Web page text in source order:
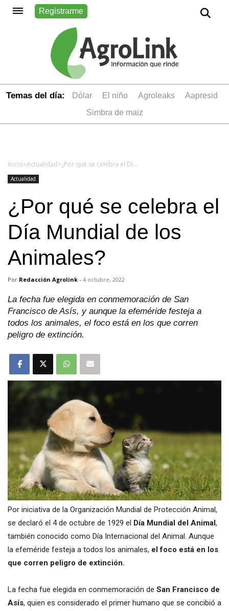
Registrarme
Temas del día: dólar el niño Agroleaks
aapresid
simbra de maiz
Inicio>Actualidad> ¿Por qué se celebra el Día Mundial de los Animales?
Actualidad
¿Por qué se celebra el
Día Mundial de los
Animales?
Por Redacción Agrolink - 4 octubre, 2022
La fecha fue elegida en conmemoración de San
Francisco de Asís, y aunque la efeméride festeja a
todos los animales, el foco está en los que corren
peligro de extinción.
Por iniciativa de la Organización Mundial de Protección Animal,
se declaró el 4 de octubre de 1929 el
Día Mundial del Animal ,
también conocido como Día Internacional del Animal. Aunque
la efeméride festeja a todos los animales, el foco está en los
que corren peligro de extinción.
La fecha fue elegida en conmemoración de San Francisco de
Asís, quien es considerado el primer humano que se concibió a